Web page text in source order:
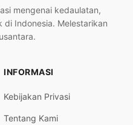
mengenai kedaulatan,
Indonesia. Melestarikan
INFORMASI
Kebijakan Privasi
Tentang Kami